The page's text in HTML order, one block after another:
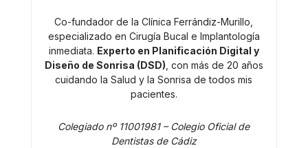
Co-fundador de la Clínica Ferrándiz-Murillo,
especializado en Cirugía Bucal e Implantología
inmediata. Experto en Planificación Digital y
Diseño de Sonrisa (DSD) , con más de 20 años
cuidando la Salud y la Sonrisa de todos mis
pacientes.
Colegiado nº 11001981 – Colegio Oficial de
Dentistas de Cádiz